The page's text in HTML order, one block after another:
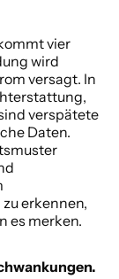
vier
wird
versagt. In
verspätete
erkennen,
es merken.